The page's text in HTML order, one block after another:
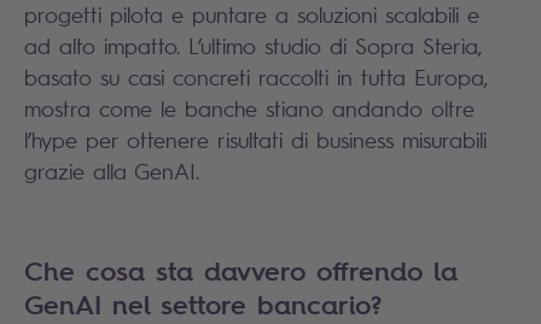
progetti pilota e puntare a soluzioni scalabili e
ad alto impatto. L’ultimo studio di Sopra Steria,
basato su casi concreti raccolti in tutta Europa,
mostra come le banche stiano andando oltre
l’hype per ottenere risultati di business misurabili
grazie alla GenAI.
Che cosa sta davvero offrendo la
GenAI nel settore bancario?